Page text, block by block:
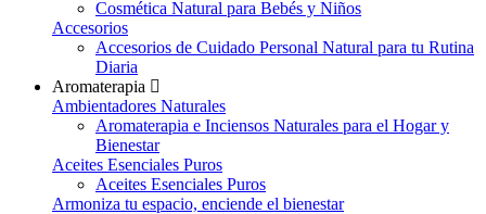
Cosmética Natural para Bebés y Niños
Accesorios
Accesorios de Cuidado Personal Natural para tu Rutina
Diaria
Aromaterapia
Ambientadores Naturales
Aromaterapia e Inciensos Naturales para el Hogar y
Bienestar
Aceites Esenciales Puros
Aceites Esenciales Puros
Armoniza tu espacio, enciende el bienestar